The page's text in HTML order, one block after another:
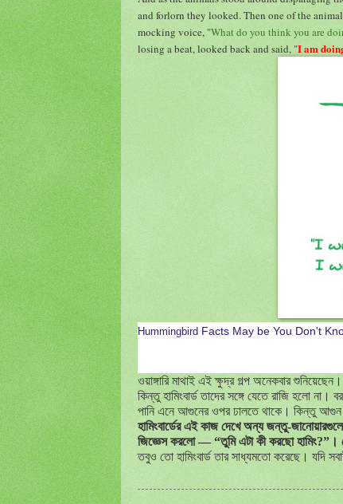
and forlorn they looked. Then one of the
mocking voice, "What do you think you are
losing a beat, looked back and said, "I am
Hummingbird Facts May be You Don't
ওয়াঙ্গারি মাথাই এই ক্ষুদ্র গল্প অনেকবার
কিন্তু হামিংবার্ড তাদের সঙ্গে যেতে রাজি হলো না।
পানি এনে আগুনের ওপর ঢালতে থাকে। কিন্তু আগুন
হামিংবার্ডের এই কাজ দেখে অন্য জন্তু-
জিজ্ঞেস করলো — “তুমি এটা কী করছো হামিং?” ।
তবুও তো হামিংবার্ড তার সাধ্যমতো করেছে। যদি